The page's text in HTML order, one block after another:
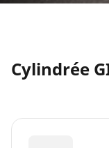
Cylindrée